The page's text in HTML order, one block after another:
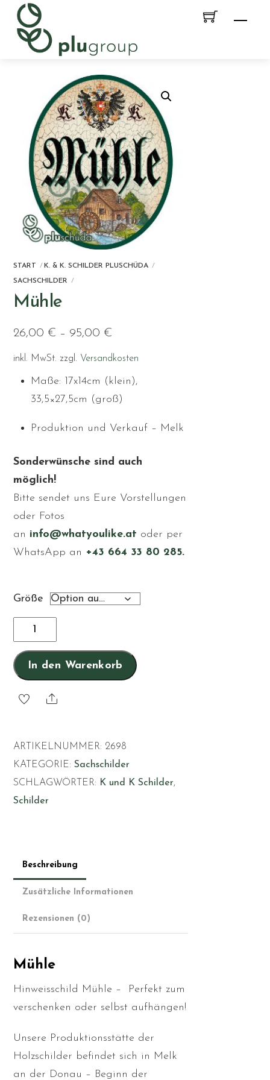
Skip
content
START K. & K. SCHILDER PLUSCHÜDA
SACHSCHILDER
Mühle
26,00 € – 95,00 €
inkl. MwSt. zzgl. Versandkosten
Maße: 17x14cm (klein),
33,5×27,5cm (groß)
Produktion und Verkauf – Melk
Sonderwünsche sind auch
möglich!
Bitte sendet uns Eure Vorstellungen
oder Fotos
an info@whatyoulike.at oder per
WhatsApp an +43 664 33 80 285.
Größe
Mühle
Menge
In den Warenkorb
Share
ARTIKELNUMMER: 2698
KATEGORIE:Sachschilder
SCHLAGWÖRTER: K und K Schilder,
Schilder
Beschreibung
Zusätzliche Informationen
Rezensionen (0)
Mühle
Hinweisschild Mühle – Perfekt zum
verschenken oder selbst aufhängen!
Unsere Produktionsstätte der
Holzschilder befindet sich in Melk
an der Donau – Beginn der